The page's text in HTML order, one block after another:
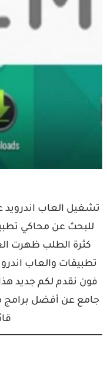
تشغيل العاب اندرويد
للبحث عن محاكي
كثرة الطلب ظهرت
تطبيقات والعاب
فون نقدم لكم جديد
جامع عن أفضل برامج